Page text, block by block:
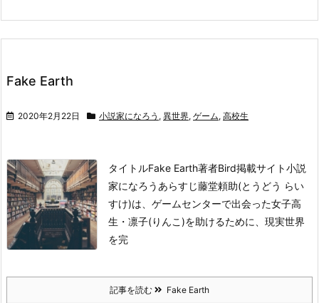
Fake Earth
2020年2月22日 小説家になろう , 異世界, ゲーム, 高校生
タイトルFake Earth著者Bird掲載サイト小説
家になろう あらすじ藤堂頼助(とうどう らい
すけ)は、ゲームセンターで出会った女子高
生・凛子(りんこ)を助けるために、現実世界
を完
記事を読む Fake Earth